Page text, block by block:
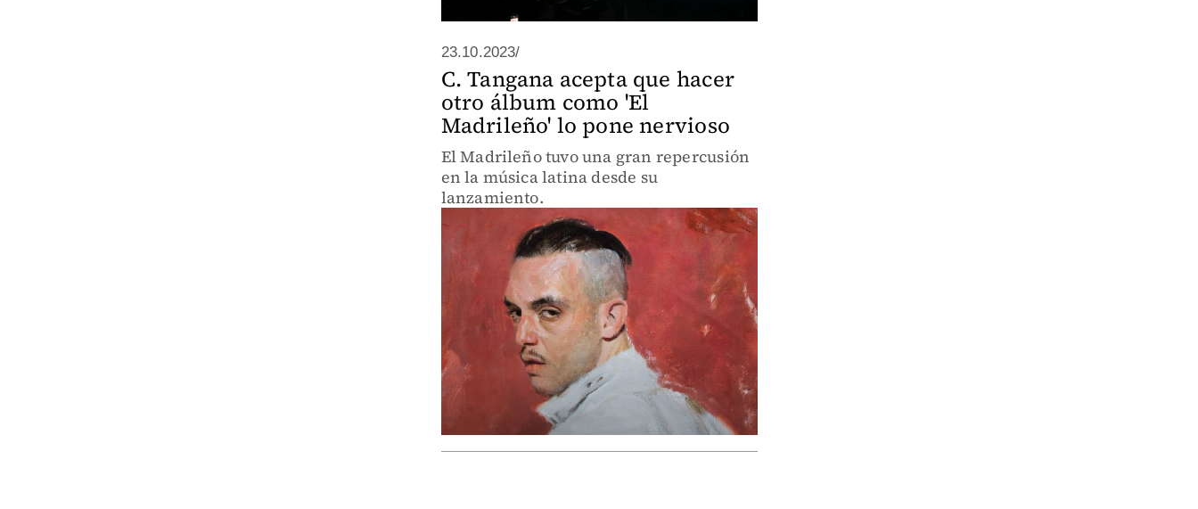
23.10.2023/
C. Tangana acepta que hacer
otro álbum como 'El
Madrileño' lo pone nervioso
El Madrileño tuvo una gran repercusión
en la música latina desde su
lanzamiento.